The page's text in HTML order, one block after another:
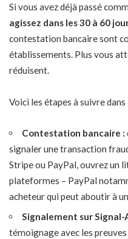
Si vous avez déjà passé
agissez dans les 30 à 60
contestation bancaire sont
établissements. Plus vous
réduisent.
Voici les étapes à suivre dans
Contestation bancaire :
signaler une transaction
Stripe ou PayPal, ouvrez un
plateformes – PayPal
acheteur qui peut aboutir à
Signalement sur Signal-
témoignage avec les preuves